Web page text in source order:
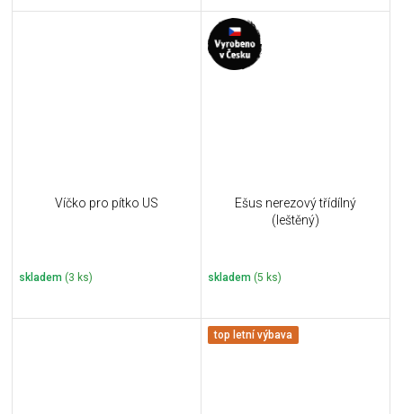
Víčko pro pítko US
skladem (3 ks)
Ešus nerezový třídílný
(leštěný)
skladem (5 ks)
top letní výbava